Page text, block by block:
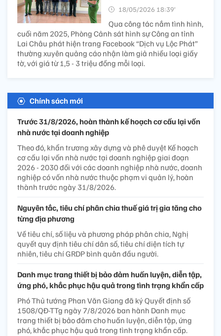
18/05/2026 18:39’
Qua công tác nắm tình hình,
cuối năm 2025, Phòng Cảnh sát hình sự Công an tỉnh
Lai Châu phát hiện trang Facebook “Dịch vụ Lộc Phát”
thường xuyên quảng cáo nhận làm giả nhiều loại giấy
tờ, với giá từ 1,5 - 3 triệu đồng mỗi loại.
Chính sách mới
Trước 31/8/2026, hoàn thành kế hoạch cơ cấu lại vốn
nhà nước tại doanh nghiệp
Theo đó, khẩn trương xây dựng và phê duyệt Kế hoạch
cơ cấu lại vốn nhà nước tại doanh nghiệp giai đoạn
2026 - 2030 đối với các doanh nghiệp nhà nước, doanh
nghiệp có vốn nhà nước thuộc phạm vi quản lý, hoàn
thành trước ngày 31/8/2026.
Nguyên tắc, tiêu chí phân chia thuế giá trị gia tăng cho
từng địa phương
Về tiêu chí, số liệu và phương pháp phân chia, Nghị
quyết quy định tiêu chí dân số, tiêu chí diện tích tự
nhiên, tiêu chí GRDP bình quân đầu người.
Danh mục trang thiết bị bảo đảm huấn luyện, diễn tập,
ứng phó, khắc phục hậu quả trong tình trạng khẩn cấp
Phó Thủ tướng Phan Văn Giang đã ký Quyết định số
1508/QĐ-TTg ngày 7/8/2026 ban hành Danh mục
trang thiết bị bảo đảm cho huấn luyện, diễn tập, ứng
phó, khắc phục hậu quả trong tình trạng khẩn cấp.